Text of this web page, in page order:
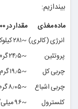
بیندازیم:
ماده مغذی مقدار در ۱۰۰ گرم گوشت گوسفند خام / متوسط*
انرژی (کالری)~۲۸۱ کیلوکالری (nutrivals.com)
پروتئین
~۲۴٫۵ گرم (nutrivals.com)
چربی کل
~۱۹٫۵ گرم (nutrivals.com)
چربی اشباع
~۸٫۰۵ گرم (nutrivals.com)
کلسترول
~۹۶ میلی‌گرم (nutrivals.com)